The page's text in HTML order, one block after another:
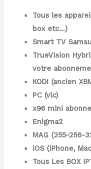
Tous les
box etc…)
Smart TV
TrueVision
votre
KODI (ancien
PC (vlc)
x96 mini
Enigma2
MAG (255-256-
iOS (iPhone,
Tous Les BOX